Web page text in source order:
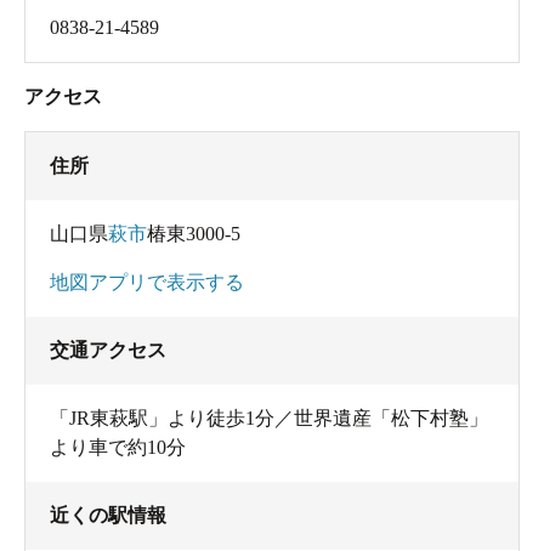
0838-21-4589
アクセス
住所
山口県萩市椿東3000-5
地図アプリで表示する
交通アクセス
「JR東萩駅」より徒歩1分／世界遺産「松下村塾」
より車で約10分
近くの駅情報